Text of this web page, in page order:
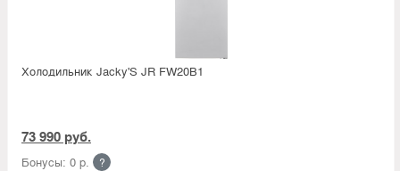
Холодильник Jacky'S JR FW20B1
73 990 руб.
Бонусы: 0 р. ?